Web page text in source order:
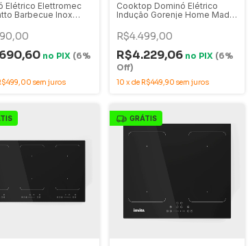
Elétrico Elettromec
Barbecue Inox
no PIX (6%
sem juros
Cooktop Dominó Elétrico
Indução Gorenje Home Made
GI3201BC
R$4.499,00
R$4.229,06 no PIX (6%
Off)
10 xde R$449,90 sem juros
GRÁTIS